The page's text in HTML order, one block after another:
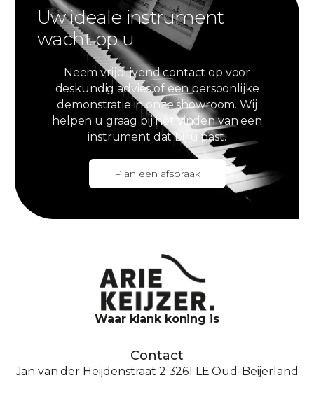
Uw ideale instrument
wacht op u
Neem vrijblijvend contact op voor
deskundig advies of een persoonlijke
demonstratie in onze showroom. Wij
helpen u graag bij het vinden van een
instrument dat bij u past.
Plan een afspraak
Waar klank koning is
Contact
Jan van der Heijdenstraat 2 3261 LE Oud-Beijerland